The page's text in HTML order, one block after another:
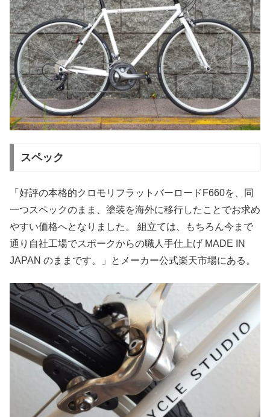
スペック
「好評の本格的クロモリフラットバーロードF660を、同
一つスペックのまま、塗装を海外に移行したことでお求め
やすい価格へとなりました。 組立ては、もちろん今まで
通り自社工場でスポークからの職人手仕上げ MADE IN
JAPAN のままです。」とメーカー公式楽天市場にある。